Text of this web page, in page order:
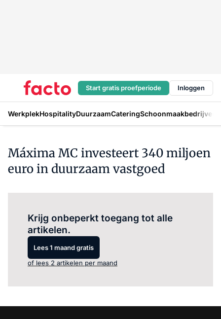
Start gratis proefperiode Inloggen
WerkplekHospitalityDuurzaamCateringSchoonmaakbedrijven
Máxima MC investeert 340 miljoen
euro in duurzaam vastgoed
Krijg onbeperkt toegang tot alle
artikelen.
Lees 1 maand gratis
of lees 2 artikelen per maand